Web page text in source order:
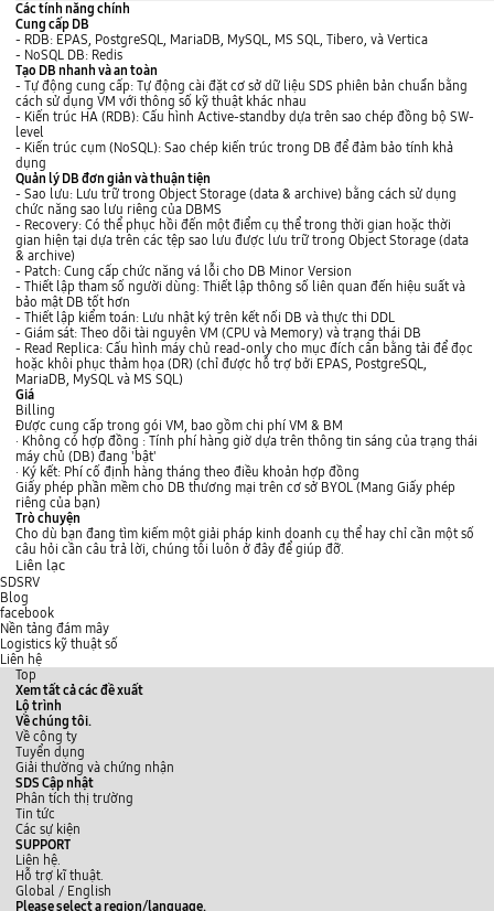
U
s
e
r
R
e
q
u
e
s
t
f
o
r
c
r
e
a
t
i
o
n
R
D
B
P
r
o
v
i
s
i
o
n
i
n
g
:
C
r
e
a
t
e
V
M
→
A
s
s
i
g
n
S
t
o
r
a
g
Các tính năng chính
Cung cấp DB
- RDB: EPAS, PostgreSQL, MariaDB, MySQL, MS SQL, Tibero, và Vertica
- NoSQL DB: Redis
Tạo DB nhanh và an toàn
- Tự động cung cấp: Tự động cài đặt cơ sở dữ liệu SDS phiên bản chuẩn bằng
cách sử dụng VM với thông số kỹ thuật khác nhau
- Kiến trúc HA (RDB): Cấu hình Active-standby dựa trên sao chép đồng bộ SW-
level
- Kiến trúc cụm (NoSQL): Sao chép kiến trúc trong DB để đảm bảo tính khả
dụng
Quản lý DB đơn giản và thuận tiện
- Sao lưu: Lưu trữ trong Object Storage (data & archive) bằng cách sử dụng
chức năng sao lưu riêng của DBMS
- Recovery: Có thể phục hồi đến một điểm cụ thể trong thời gian hoặc thời
gian hiện tại dựa trên các tệp sao lưu được lưu trữ trong Object Storage (data
& archive)
- Patch: Cung cấp chức năng vá lỗi cho DB Minor Version
- Thiết lập tham số người dùng: Thiết lập thông số liên quan đến hiệu suất và
bảo mật DB tốt hơn
- Thiết lập kiểm toán: Lưu nhật ký trên kết nối DB và thực thi DDL
- Giám sát: Theo dõi tài nguyên VM (CPU và Memory) và trạng thái DB
- Read Replica: Cấu hình máy chủ read-only cho mục đích cân bằng tải để đọc
hoặc khôi phục thảm họa (DR) (chỉ được hỗ trợ bởi EPAS, PostgreSQL,
MariaDB, MySQL và MS SQL)
Giá
Billing
Được cung cấp trong gói VM, bao gồm chi phí VM & BM
· Không có hợp đồng : Tính phí hàng giờ dựa trên thông tin sáng của trạng thái
máy chủ (DB) đang 'bật'
· Ký kết: Phí cố định hàng tháng theo điều khoản hợp đồng
Giấy phép phần mềm cho DB thương mại trên cơ sở BYOL (Mang Giấy phép
riêng của bạn)
Trò chuyện
Cho dù bạn đang tìm kiếm một giải pháp kinh doanh cụ thể hay chỉ cần một số
câu hỏi cần câu trả lời, chúng tôi luôn ở đây để giúp đỡ.
Liên lạc
SDSRV
Blog
facebook
Nền tảng đám mây
Logistics kỹ thuật số
Liên hệ
Top
Xem tất cả các đề xuất
Lộ trình
Về chúng tôi.
Về công ty
Tuyển dụng
Giải thường và chứng nhận
SDS Cập nhật
Phân tích thị trường
Tin tức
Các sự kiện
SUPPORT
Liên hệ.
Hỗ trợ kĩ thuật.
y
o
L
i
f
a
Global / English
Please select a region/language.